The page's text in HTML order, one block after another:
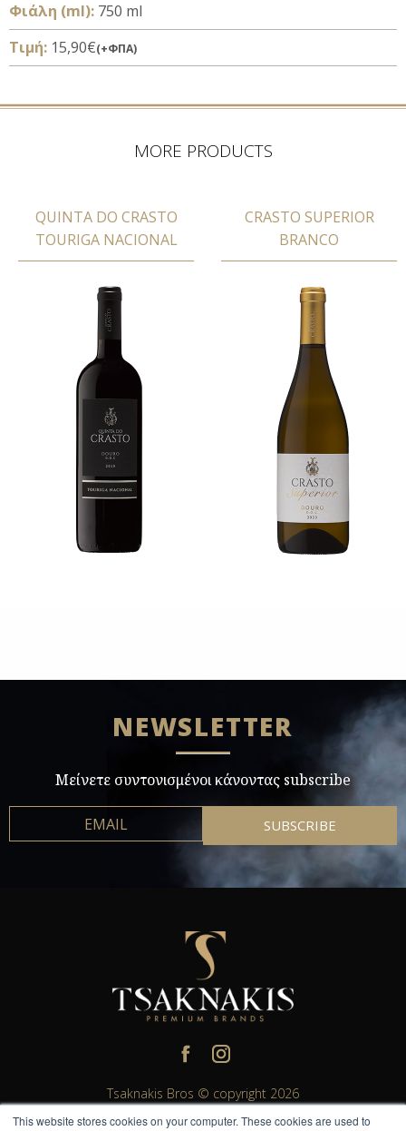
This website stores cookies on your computer. These cookies are used to
Φιάλη (ml): 750 ml
Τιμή: 15,90€(+ΦΠΑ)
MORE PRODUCTS
QUINTA DO CRASTO
TOURIGA NACIONAL
CRASTO SUPERIOR
BRANCO
NEWSLETTER
Μείνετε συντονισμένοι κάνοντας subscribe
Tsaknakis Bros © copyright 2026